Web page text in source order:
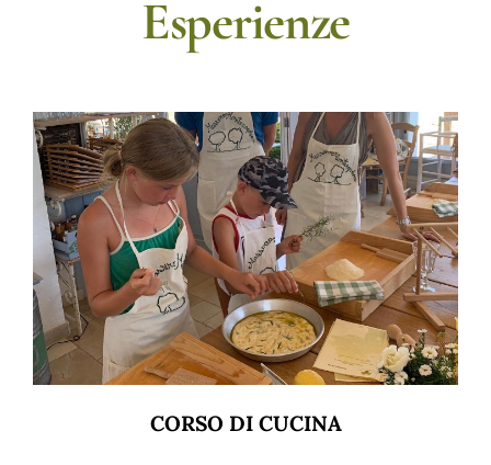
Esperienze
CORSO DI CUCINA